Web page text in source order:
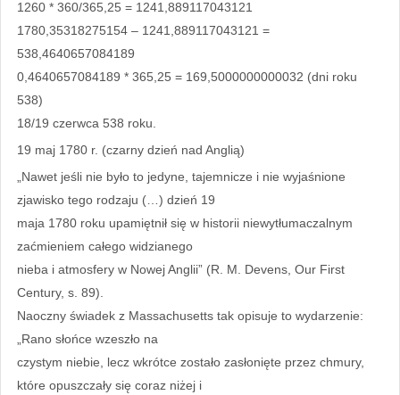
1260 * 360/365,25 = 1241,889117043121
1780,35318275154 – 1241,889117043121 =
538,4640657084189
0,4640657084189 * 365,25 = 169,5000000000032 (dni roku
538)
18/19 czerwca 538 roku.
19 maj 1780 r. (czarny dzień nad Anglią)
„Nawet jeśli nie było to jedyne, tajemnicze i nie wyjaśnione
zjawisko tego rodzaju (…) dzień 19
maja 1780 roku upamiętnił się w historii niewytłumaczalnym
zaćmieniem całego widzianego
nieba i atmosfery w Nowej Anglii” (R. M. Devens, Our First
Century, s. 89).
Naoczny świadek z Massachusetts tak opisuje to wydarzenie:
„Rano słońce wzeszło na
czystym niebie, lecz wkrótce zostało zasłonięte przez chmury,
które opuszczały się coraz niżej i